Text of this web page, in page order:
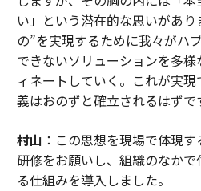
い」という潜在的な思いがあ
の”を実現するために我々がハ
できないソリューションを多
ィネートしていく。これが実
義はおのずと確立されるはずで
村山 ：この思想を現場で体現
研修をお願いし、組織のなか
る仕組みを導入しました。